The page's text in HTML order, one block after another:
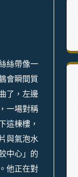
絲帶像一
會瞬間質
了，左邊
一場對稱
這棟樓，
與氣泡水
中心」的
他正在對